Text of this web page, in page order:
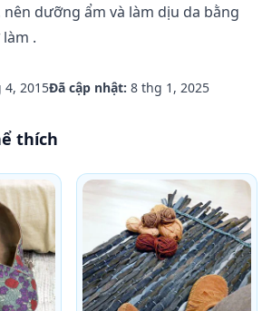
dưỡng ẩm và làm dịu da bằng
.
4, 2015Đã cập nhật: 8 thg 1, 2025
thích